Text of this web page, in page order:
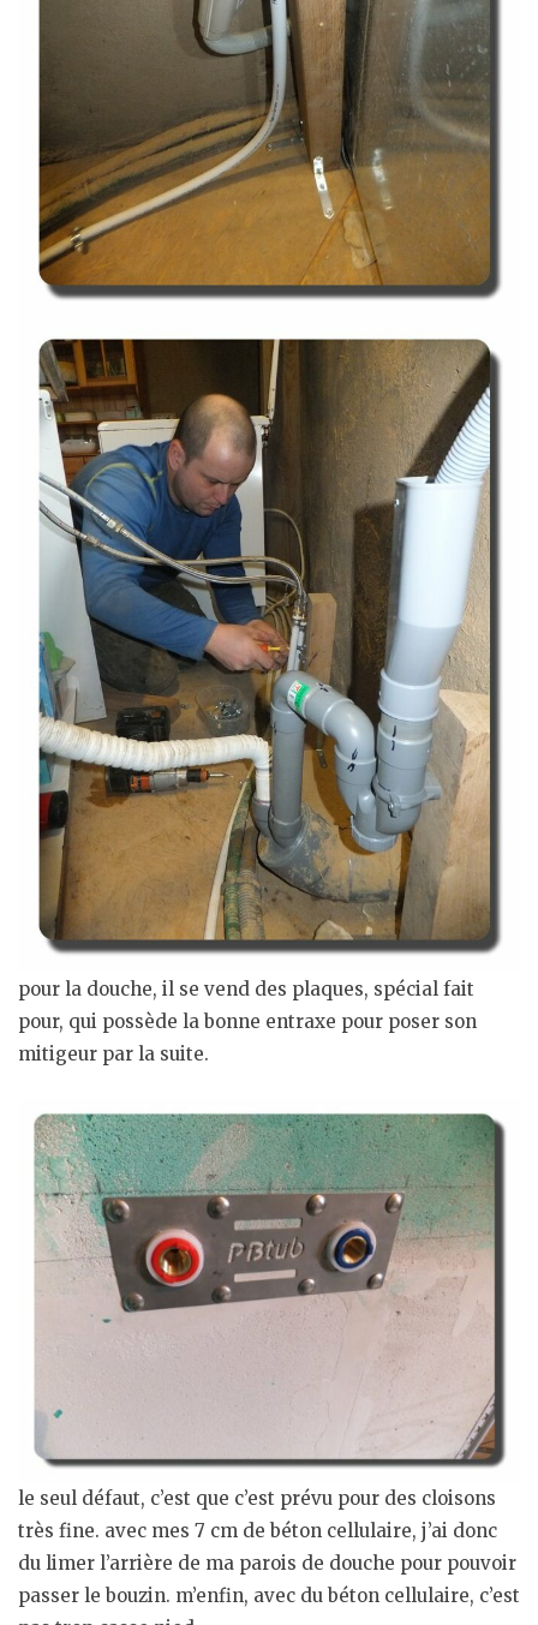
pour la douche, il se vend des plaques, spécial fait
pour, qui possède la bonne entraxe pour poser son
mitigeur par la suite.
le seul défaut, c’est que c’est prévu pour des cloisons
très fine. avec mes 7 cm de béton cellulaire, j’ai donc
du limer l’arrière de ma parois de douche pour pouvoir
passer le bouzin. m’enfin, avec du béton cellulaire, c’est